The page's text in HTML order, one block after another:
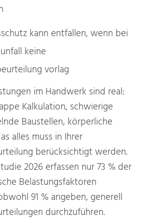
kann entfallen, wenn bei
keine
vorlag
im Handwerk sind real:
Kalkulation, schwierige
Baustellen, körperliche
alles muss in Ihrer
berücksichtigt werden.
2026 erfassen nur 73 % der
Belastungsfaktoren
91 % angeben, generell
durchzuführen.